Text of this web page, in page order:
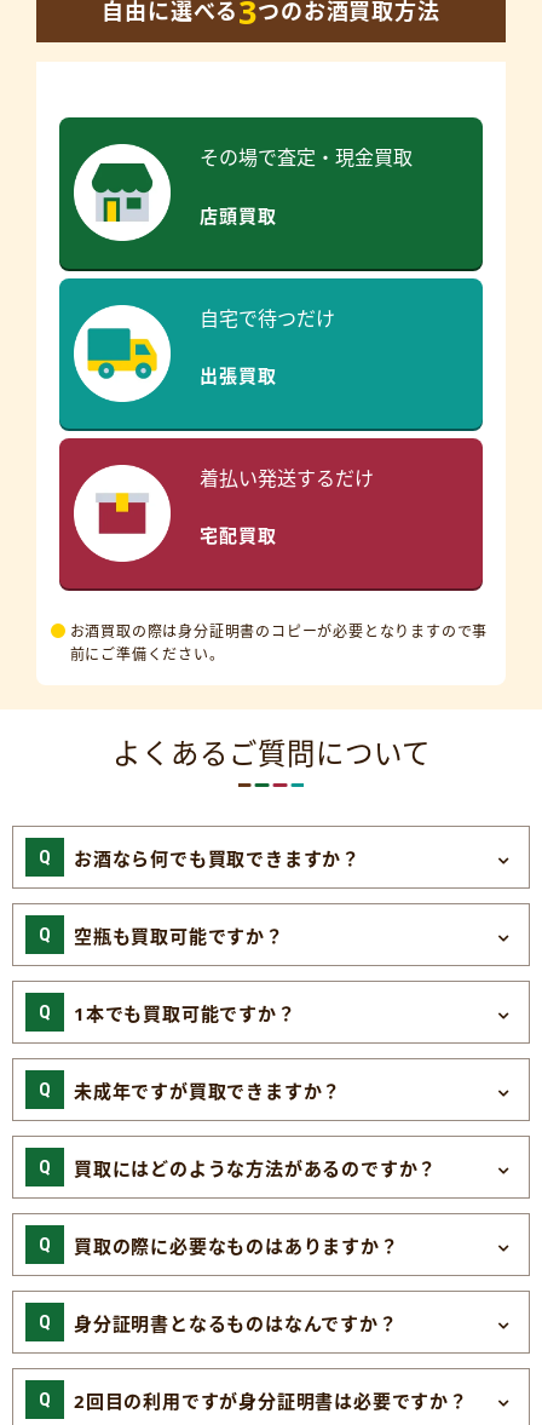
自由に選べる3つのお酒買取方法
その場で査定・現金買取
店頭買取
自宅で待つだけ
出張買取
着払い発送するだけ
宅配買取
お酒買取の際は身分証明書のコピーが必要となりますので事
前にご準備ください。
よくあるご質問について
お酒なら何でも買取できますか？
空瓶も買取可能ですか？
1本でも買取可能ですか？
未成年ですが買取できますか？
買取にはどのような方法があるのですか？
買取の際に必要なものはありますか？
身分証明書となるものはなんですか？
2回目の利用ですが身分証明書は必要ですか？